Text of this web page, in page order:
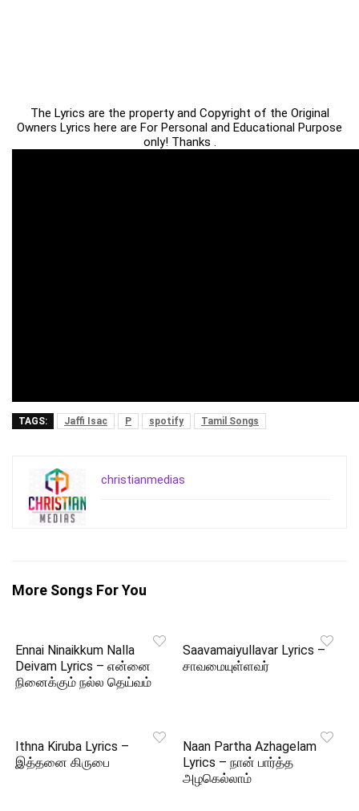
The Lyrics are the property and Copyright of the Original
Owners Lyrics here are For Personal and Educational Purpose
only! Thanks .
TAGS: Jaffi Isac P spotify Tamil Songs
christianmedias
More Songs For You
Ennai Ninaikkum Nalla
Deivam Lyrics – என்னை
நினைக்கும் நல்ல தெய்வம்
Saavamaiyullavar Lyrics –
சாவமையுள்ளவர்
Ithna Kiruba Lyrics –
இத்தனை கிருபை
Naan Partha Azhagelam
Lyrics – நான் பார்த்த
அழகெல்லாம்